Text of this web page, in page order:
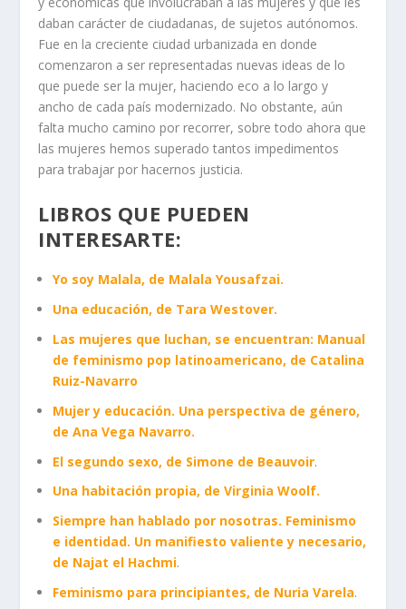
daban carácter de ciudadanas, de sujetos autónomos.
Fue en la creciente ciudad urbanizada en donde
comenzaron a ser representadas nuevas ideas de lo
que puede ser la mujer, haciendo eco a lo largo y
ancho de cada país modernizado. No obstante, aún
falta mucho camino por recorrer, sobre todo ahora que
las mujeres hemos superado tantos impedimentos
para trabajar por hacernos justicia.
LIBROS QUE PUEDEN
INTERESARTE:
Yo soy Malala, de Malala Yousafzai.
Una educación, de Tara Westover.
Las mujeres que luchan, se encuentran: Manual
de feminismo pop latinoamericano, de Catalina
Ruiz-Navarro
Mujer y educación. Una perspectiva de género,
de Ana Vega Navarro.
El segundo sexo, de Simone de Beauvoir.
Una habitación propia, de Virginia Woolf.
Siempre han hablado por nosotras. Feminismo
e identidad. Un manifiesto valiente y necesario,
de Najat el Hachmi.
Feminismo para principiantes, de Nuria Varela.